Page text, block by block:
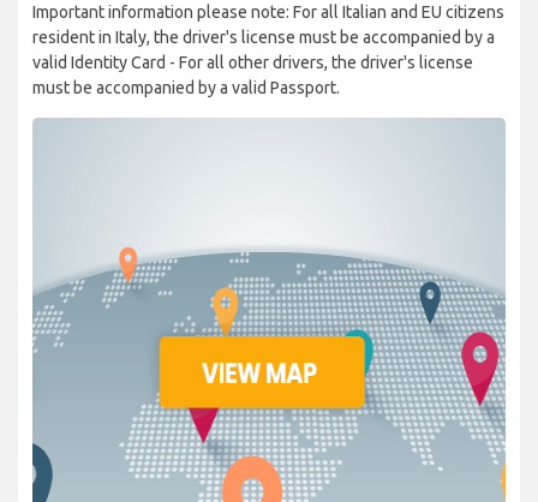
Important information please note: For all Italian and EU citizens
resident in Italy, the driver's license must be accompanied by a
valid Identity Card - For all other drivers, the driver's license
must be accompanied by a valid Passport.